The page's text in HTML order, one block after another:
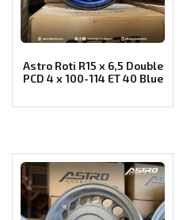
Astro Roti R15 x 6,5 Double
PCD 4 x 100-114 ET 40 Blue